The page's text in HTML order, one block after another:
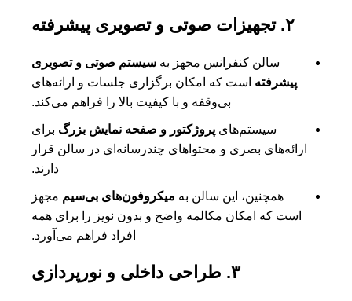
۲. تجهیزات صوتی و تصویری پیشرفته
سالن کنفرانس مجهز به سیستم صوتی و تصویری
پیشرفته است که امکان برگزاری جلسات و ارائه‌های
بی‌وقفه و با کیفیت بالا را فراهم می‌کند.
سیستم‌های پروژکتور و صفحه نمایش بزرگ برای
ارائه‌های بصری و محتواهای چندرسانه‌ای در سالن قرار
دارند.
همچنین، این سالن به میکروفون‌های بی‌سیم مجهز
است که امکان مکالمه واضح و بدون نویز را برای همه
افراد فراهم می‌آورد.
۳. طراحی داخلی و نورپردازی